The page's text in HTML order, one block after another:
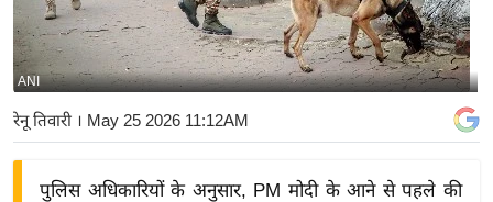
ष्ट्री
य
बि
ज़
ने
ANI
रेनू तिवारी । May 25 2026 11:12AM
पुलिस अधिकारियों के अनुसार, PM मोदी के आने से पहले की